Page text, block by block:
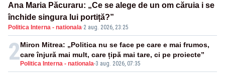
Ana Maria Păcuraru: „Ce se alege de un om căruia i se
închide singura lui portiță?”
Politica Interna - nationala·2 aug. 2026, 23:25
2 Politica Interna - nationala-3 aug. 2026, 07:35
Miron Mitrea: „Politica nu se face pe care e mai frumos,
care înjură mai mult, care țipă mai tare, ci pe proiecte”